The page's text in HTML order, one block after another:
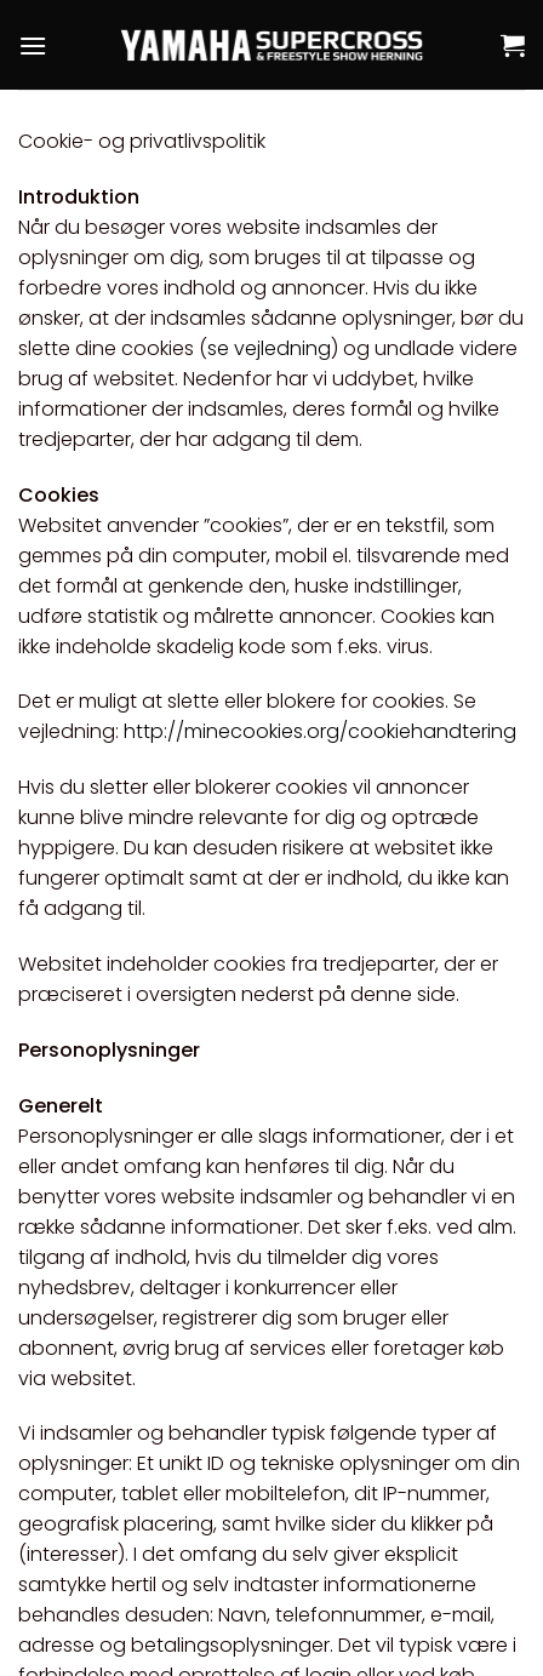
Cookie- og privatlivspolitik
Introduktion
Når du besøger vores website indsamles der
oplysninger om dig, som bruges til at tilpasse og
forbedre vores indhold og annoncer. Hvis du ikke
ønsker, at der indsamles sådanne oplysninger, bør du
slette dine cookies (se vejledning) og undlade videre
brug af websitet. Nedenfor har vi uddybet, hvilke
informationer der indsamles, deres formål og hvilke
tredjeparter, der har adgang til dem.
Cookies
Websitet anvender ”cookies”, der er en tekstfil, som
gemmes på din computer, mobil el. tilsvarende med
det formål at genkende den, huske indstillinger,
udføre statistik og målrette annoncer. Cookies kan
ikke indeholde skadelig kode som f.eks. virus.
Det er muligt at slette eller blokere for cookies. Se
vejledning: http://minecookies.org/cookiehandtering
Hvis du sletter eller blokerer cookies vil annoncer
kunne blive mindre relevante for dig og optræde
hyppigere. Du kan desuden risikere at websitet ikke
fungerer optimalt samt at der er indhold, du ikke kan
få adgang til.
Websitet indeholder cookies fra tredjeparter, der er
præciseret i oversigten nederst på denne side.
Personoplysninger
Generelt
Personoplysninger er alle slags informationer, der i et
eller andet omfang kan henføres til dig. Når du
benytter vores website indsamler og behandler vi en
række sådanne informationer. Det sker f.eks. ved alm.
tilgang af indhold, hvis du tilmelder dig vores
nyhedsbrev, deltager i konkurrencer eller
undersøgelser, registrerer dig som bruger eller
abonnent, øvrig brug af services eller foretager køb
via websitet.
Vi indsamler og behandler typisk følgende typer af
oplysninger: Et unikt ID og tekniske oplysninger om din
computer, tablet eller mobiltelefon, dit IP-nummer,
geografisk placering, samt hvilke sider du klikker på
(interesser). I det omfang du selv giver eksplicit
samtykke hertil og selv indtaster informationerne
behandles desuden: Navn, telefonnummer, e-mail,
adresse og betalingsoplysninger. Det vil typisk være i